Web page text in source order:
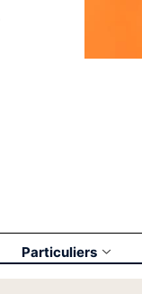
Particuliers